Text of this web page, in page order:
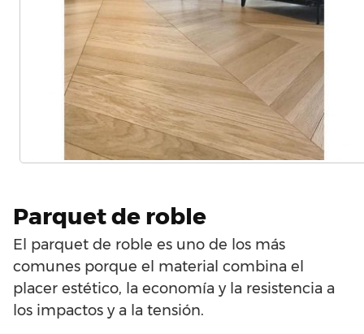
Parquet de roble
El parquet de roble es uno de los más
comunes porque el material combina el
placer estético, la economía y la resistencia a
los impactos y a la tensión.